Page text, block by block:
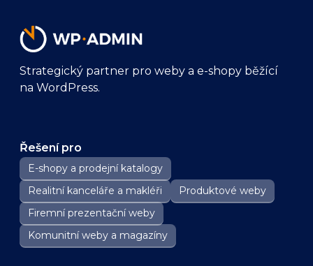
Strategický partner pro weby a e-shopy běžící
na WordPress.
Řešení pro
E-shopy a prodejní katalogy
Realitní kanceláře a makléři
Produktové weby
Firemní prezentační weby
Komunitní weby a magazíny